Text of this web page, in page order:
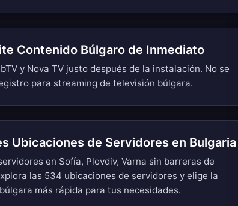
Contenido Búlgaro de Inmediato
y Nova TV justo después de la instalación. No se
para streaming de televisión búlgara.
Ubicaciones de Servidores en Bulgaria
en Sofía, Plovdiv, Varna sin barreras de
las 534 ubicaciones de servidores y elige la
más rápida para tus necesidades.